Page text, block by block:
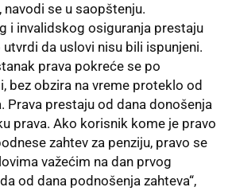
navodi se u saopštenju.
i invalidskog osiguranja prestaju
utvrdi da uslovi nisu bili ispunjeni.
prava pokreće se po
bez obzira na vreme proteklo od
Prava prestaju od dana donošenja
prava. Ako korisnik kome je pravo
zahtev za penziju, pravo se
važećim na dan prvog
od dana podnošenja zahteva“,